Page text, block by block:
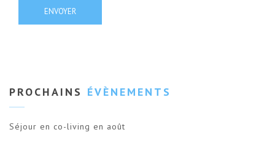
PROCHAINS ÉVÈNEMENTS
Séjour en co-living en août